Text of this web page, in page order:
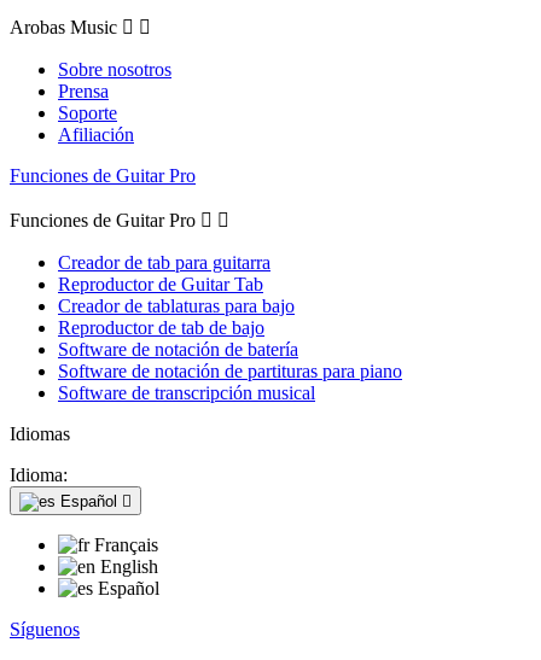
Arobas Music  
Sobre nosotros
Prensa
Soporte
Afiliación
Funciones de Guitar Pro
Funciones de Guitar Pro  
Creador de tab para guitarra
Reproductor de Guitar Tab
Creador de tablaturas para bajo
Reproductor de tab de bajo
Software de notación de batería
Software de notación de partituras para piano
Software de transcripción musical
Idiomas
Idioma:
Español 
Français
English
Español
Síguenos